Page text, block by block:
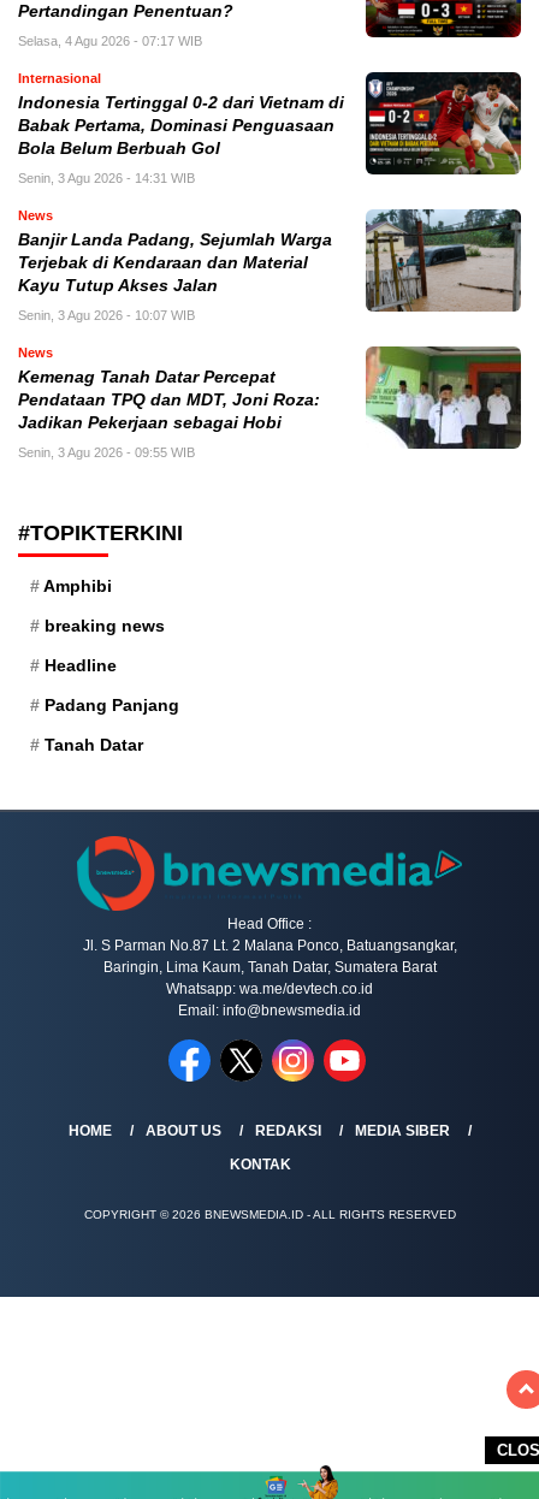
Pertandingan Penentuan?
Selasa, 4 Agu 2026 - 07:17 WIB
Internasional
Indonesia Tertinggal 0-2 dari Vietnam di
Babak Pertama, Dominasi Penguasaan
Bola Belum Berbuah Gol
Senin, 3 Agu 2026 - 14:31 WIB
News
Banjir Landa Padang, Sejumlah Warga
Terjebak di Kendaraan dan Material
Kayu Tutup Akses Jalan
Senin, 3 Agu 2026 - 10:07 WIB
News
Kemenag Tanah Datar Percepat
Pendataan TPQ dan MDT, Joni Roza:
Jadikan Pekerjaan sebagai Hobi
Senin, 3 Agu 2026 - 09:55 WIB
#TOPIKTERKINI
Amphibi
breaking news
Headline
Padang Panjang
Tanah Datar
Head Office :
Jl. S Parman No.87 Lt. 2 Malana Ponco, Batuangsangkar,
Baringin, Lima Kaum, Tanah Datar, Sumatera Barat
Whatsapp: wa.me/devtech.co.id
Email: info@bnewsmedia.id
HOME ABOUT US REDAKSI
MEDIA SIBER
KONTAK
COPYRIGHT © 2026 BNEWSMEDIA.ID - ALL RIGHTS RESERVED